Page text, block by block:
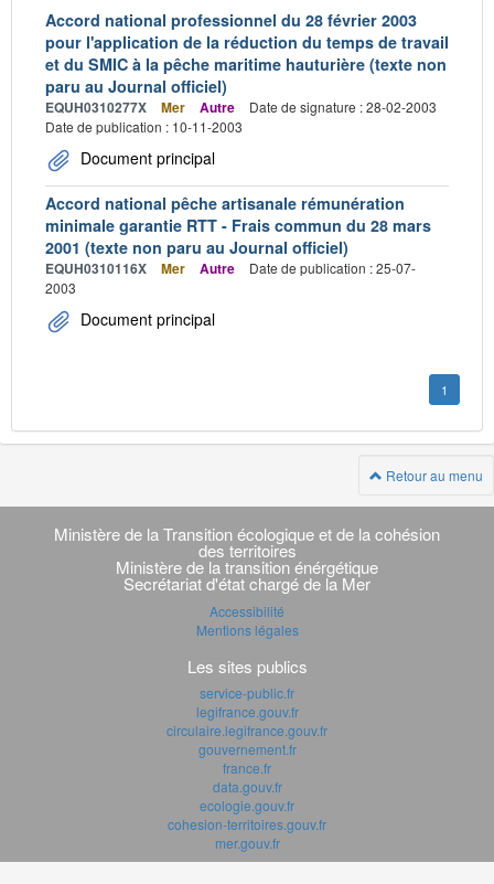
Accord national professionnel du 28 février 2003
pour l'application de la réduction du temps de travail
et du SMIC à la pêche maritime hauturière (texte non
paru au Journal officiel)
EQUH0310277X Mer Autre
Date de signature : 28-02-2003
Date de publication : 10-11-2003
Document principal
Accord national pêche artisanale rémunération
minimale garantie RTT - Frais commun du 28 mars
2001 (texte non paru au Journal officiel)
EQUH0310116X Mer Autre
Date de publication : 25-07-
2003
Document principal
1
Retour au menu
Navigation
transverse
Ministère de la Transition écologique et de la cohésion
des territoires
Ministère de la transition énérgétique
Secrétariat d'état chargé de la Mer
Accessibilité
Mentions légales
Les sites publics
service-public.fr
legifrance.gouv.fr
circulaire.legifrance.gouv.fr
gouvernement.fr
france.fr
data.gouv.fr
ecologie.gouv.fr
cohesion-territoires.gouv.fr
mer.gouv.fr